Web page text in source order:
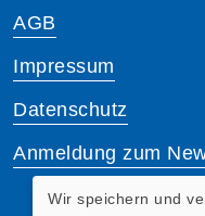
AGB
Impressum
Datenschutz
Anmeldung zum
Wir speichern und